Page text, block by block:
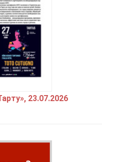
23.07.2026